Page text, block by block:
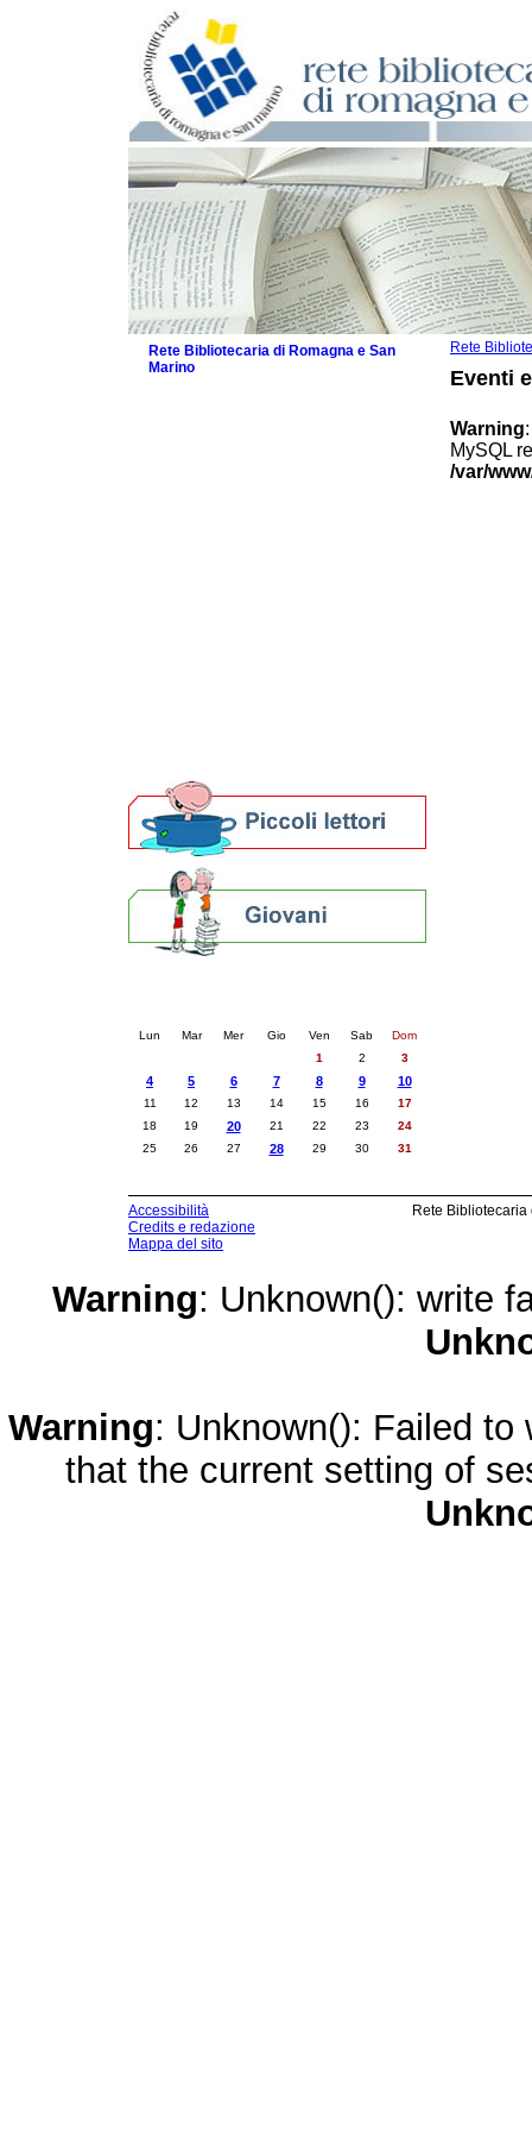
Rete
Eventi
Warning
MySQL
/var/
Rete Bibliotecaria di Romagna e San
Marino
Lun Mar Mer Gio Ven Sab
Dom
1
2 3
4 5 6 7 8 9 10
11 12 13 14 15 16
17
18
19 20 21 22 23
24
25
26 27 28 29 30 31
Accessibilità
Credits e redazione
Mappa del sito
Rete
Warning: Unknown(): write
Warning: Unknown(): Failed
that the current setting of